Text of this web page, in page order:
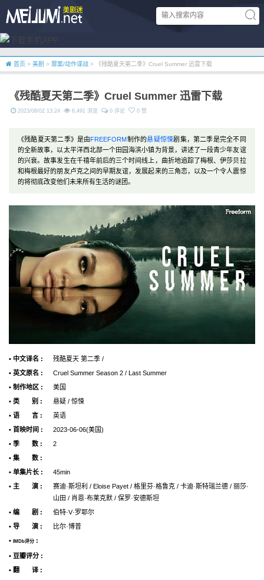
首页 > 美剧 > 罪案/动作谍战 > 《残酷夏天第二季》Cruel Summer 迅雷下载
《残酷夏天第二季》Cruel Summer 迅雷下载
2023/08/02 13:24 6,491 浏览 0 评论 0 赞
《残酷夏天第二季》是由FREEFORM制作的悬疑惊悚剧集，第二季是完全不同
的全新故事，以太平洋西北部一个田园海滨小镇为背景，讲述了一段青少年友谊
的兴衰。故事发生在千禧年前后的三个时间线上，曲折地追踪了梅根、伊莎贝拉
和梅根最好的朋友卢克之间的早期友谊，发展起来的三角恋，以及一个令人震惊
的将彻底改变他们未来所有生活的谜团。
• 中文译名 :
残酷夏天 第二季 /
• 英文原名 :
Cruel Summer Season 2 / Last Summer
• 制作地区 :
美国
• 类 别 :
悬疑 / 惊悚
• 语 言 :
英语
• 首映时间 :
2023-06-06(美国)
• 季 数 :
2
• 集 数 :
• 单集片长 :
45min
• 主 演 :
赛迪·斯坦利 / Eloise Payet / 格里芬·格鲁克 / 卡迪·斯特瑞兰德 / 丽莎·
山田 / 肖恩·布莱克默 / 保罗·安德斯坦
• 编 剧 :
伯特·V·罗耶尔
• 导 演 :
比尔·博普
•
IMDb评分 :
• 豆瓣评分 :
• 翻 译 :